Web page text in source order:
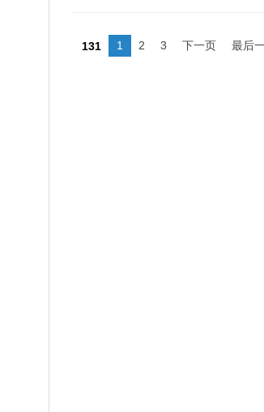
中国资产评估协会珠宝首饰艺